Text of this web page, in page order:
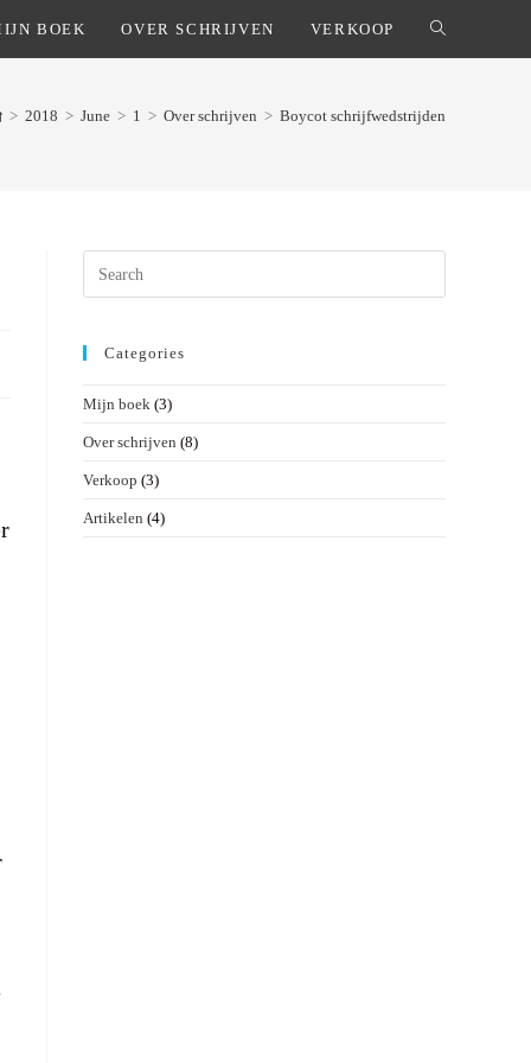
BOEK OVER SCHRIJVEN VERKOOP TOGGLE
> 2018 > June > 1 > Over schrijven > Boycot schrijfwedstrijden
Categories
Mijn boek (3)
Over schrijven (8)
Verkoop (3)
Artikelen (4)